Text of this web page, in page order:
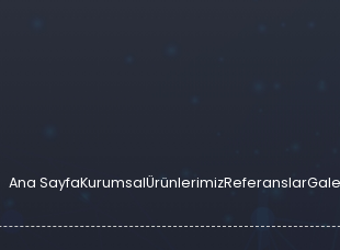
Ana SayfaKurumsalÜrünlerimizReferanslar